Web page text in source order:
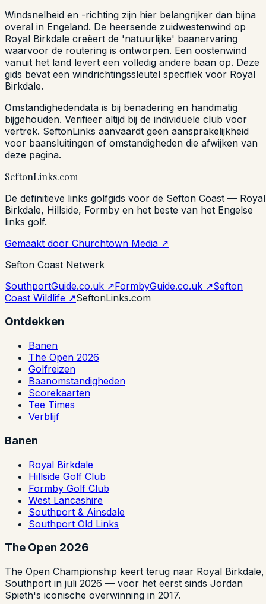
Windsnelheid en -richting zijn hier belangrijker dan bijna
overal in Engeland. De heersende zuidwestenwind op
Royal Birkdale creëert de 'natuurlijke' baanervaring
waarvoor de routering is ontworpen. Een oostenwind
vanuit het land levert een volledig andere baan op. Deze
gids bevat een windrichtingssleutel specifiek voor Royal
Birkdale.
Omstandighedendata is bij benadering en handmatig
bijgehouden. Verifieer altijd bij de individuele club voor
vertrek. SeftonLinks aanvaardt geen aansprakelijkheid
voor baansluitingen of omstandigheden die afwijken van
deze pagina.
SeftonLinks.com
De definitieve links golfgids voor de Sefton Coast — Royal
Birkdale, Hillside, Formby en het beste van het Engelse
links golf.
Gemaakt door Churchtown Media ↗
Sefton Coast Netwerk
SouthportGuide.co.uk ↗FormbyGuide.co.uk ↗Sefton
Coast Wildlife ↗SeftonLinks.com
Ontdekken
Banen
The Open 2026
Golfreizen
Baanomstandigheden
Scorekaarten
Tee Times
Verblijf
Banen
Royal Birkdale
Hillside Golf Club
Formby Golf Club
West Lancashire
Southport & Ainsdale
Southport Old Links
The Open 2026
The Open Championship keert terug naar Royal Birkdale,
Southport in juli 2026 — voor het eerst sinds Jordan
Spieth's iconische overwinning in 2017.